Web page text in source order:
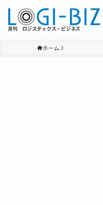
ホーム